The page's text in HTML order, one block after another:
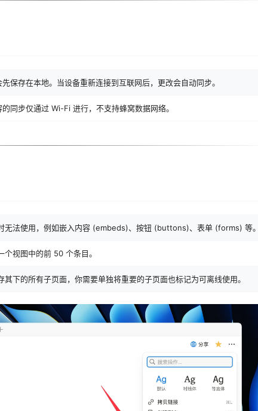
保存在本地。当设备重新连接到互联网后，更改会自动同步。
同步仅通过 Wi-Fi 进行，不支持蜂窝数据网络。
无法使用，例如嵌入内容 (embeds)、按钮 (buttons)、表单 (forms) 等。
视图中的前 50 个条目。
下的所有子页面，你需要单独将重要的子页面也标记为可离线使用。